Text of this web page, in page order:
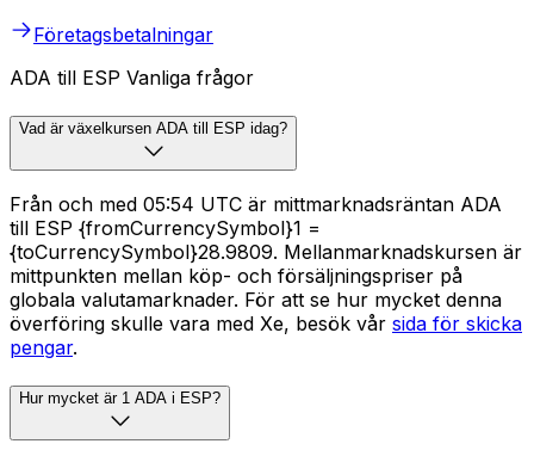
Företagsbetalningar
ADA till ESP Vanliga frågor
Vad är växelkursen ADA till ESP idag?
Från och med 05:54 UTC är mittmarknadsräntan ADA
till ESP {fromCurrencySymbol}1 =
{toCurrencySymbol}28.9809. Mellanmarknadskursen är
mittpunkten mellan köp- och försäljningspriser på
globala valutamarknader. För att se hur mycket denna
överföring skulle vara med Xe, besök vår sida för skicka
pengar.
Hur mycket är 1 ADA i ESP?